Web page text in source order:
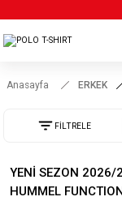
Anasayfa ERKEK
FİLTRELE
YENİ SEZON 2026/
HUMMEL